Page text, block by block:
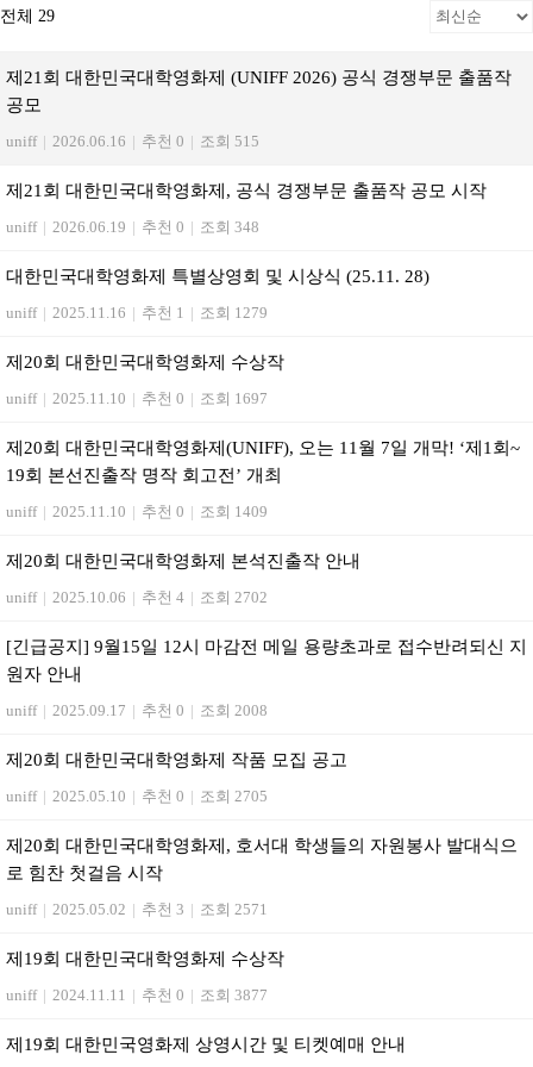
전체 29
제21회 대한민국대학영화제 (UNIFF 2026) 공식 경쟁부문 출품작
공모
uniff | 2026.06.16 | 추천 0 | 조회 515
제21회 대한민국대학영화제, 공식 경쟁부문 출품작 공모 시작
uniff | 2026.06.19 | 추천 0 | 조회 348
대한민국대학영화제 특별상영회 및 시상식 (25.11. 28)
uniff | 2025.11.16 | 추천 1 | 조회 1279
제20회 대한민국대학영화제 수상작
uniff | 2025.11.10 | 추천 0 | 조회 1697
제20회 대한민국대학영화제(UNIFF), 오는 11월 7일 개막! ‘제1회~
19회 본선진출작 명작 회고전’ 개최
uniff | 2025.11.10 | 추천 0 | 조회 1409
제20회 대한민국대학영화제 본석진출작 안내
uniff | 2025.10.06 | 추천 4 | 조회 2702
[긴급공지] 9월15일 12시 마감전 메일 용량초과로 접수반려되신 지
원자 안내
uniff | 2025.09.17 | 추천 0 | 조회 2008
제20회 대한민국대학영화제 작품 모집 공고
uniff | 2025.05.10 | 추천 0 | 조회 2705
제20회 대한민국대학영화제, 호서대 학생들의 자원봉사 발대식으
로 힘찬 첫걸음 시작
uniff | 2025.05.02 | 추천 3 | 조회 2571
제19회 대한민국대학영화제 수상작
uniff | 2024.11.11 | 추천 0 | 조회 3877
제19회 대한민국영화제 상영시간 및 티켓예매 안내